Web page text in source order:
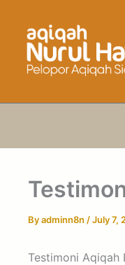
Byadminn8n /July 7,
Testimoni Aqiqah